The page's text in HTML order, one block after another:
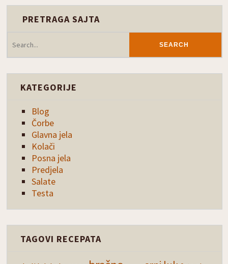
PRETRAGA SAJTA
KATEGORIJE
Blog
Čorbe
Glavna jela
Kolači
Posna jela
Predjela
Salate
Testa
TAGOVI RECEPATA